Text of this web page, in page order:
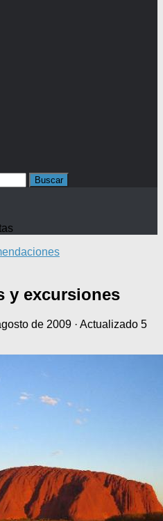
y excursiones
de 2009 · Actualizado 5